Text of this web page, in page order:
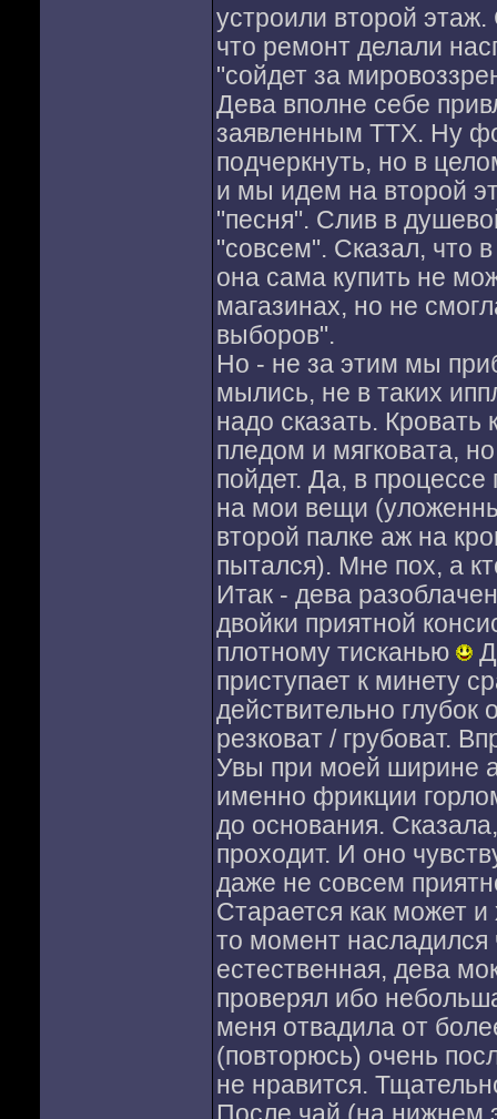
устроили второй
что ремонт делали
"сойдет за
Дева вполне себе
заявленным ТТХ. Ну
подчеркнуть, но в
и мы идем на второй
"песня". Слив в
"совсем". Сказал, что
она сама купить не
магазинах, но не
выборов".
Но - не за этим мы
мылись, не в таких
надо сказать. Кровать
пледом и мягковата,
пойдет. Да, в процессе
на мои вещи
второй палке аж на
пытался). Мне пох, а
Итак - дева
двойки приятной
плотному тисканью
приступает к минету
действительно
резковат / грубоват.
Увы при моей ширине
именно фрикции
до основания.
проходит. И оно
даже не совсем
Старается как может
то момент насладился
естественная, дева
проверял ибо
меня отвадила от
(повторюсь) очень
не нравится.